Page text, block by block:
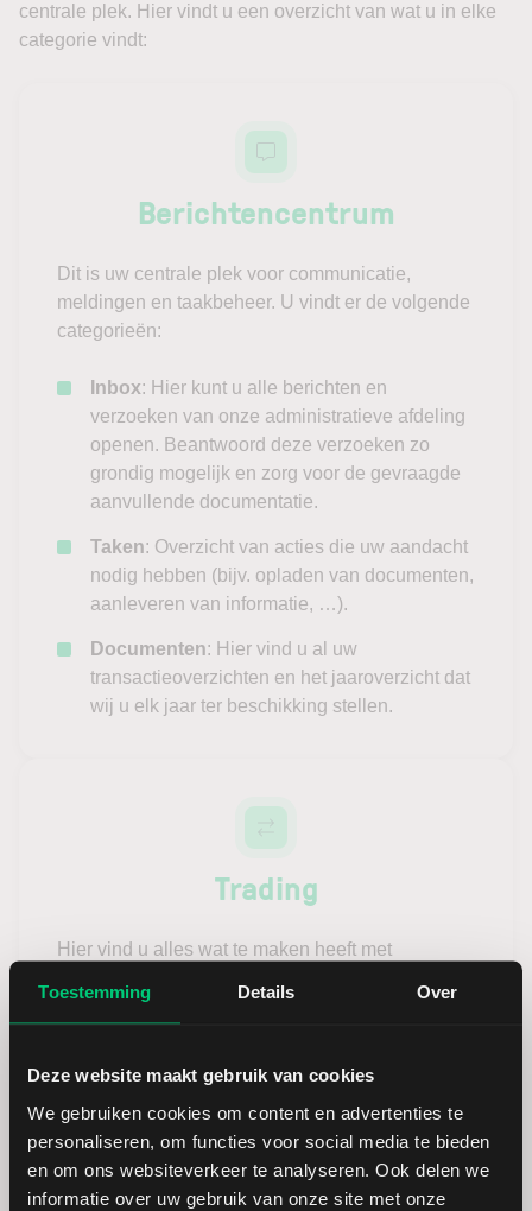
Toestemming Details Over
Deze website maakt gebruik van cookies
We gebruiken cookies om content en advertenties te
personaliseren, om functies voor social media te bieden
en om ons websiteverkeer te analyseren. Ook delen we
informatie over uw gebruik van onze site met onze
centrale plek. Hier vindt u een overzicht van wat u in elke
categorie vindt:
Berichtencentrum
Dit is uw centrale plek voor communicatie,
meldingen en taakbeheer. U vindt er de volgende
categorieën:
Inbox: Hier kunt u alle berichten en
verzoeken van onze administratieve afdeling
openen. Beantwoord deze verzoeken zo
grondig mogelijk en zorg voor de gevraagde
aanvullende documentatie.
Taken: Overzicht van acties die uw aandacht
nodig hebben (bijv. opladen van documenten,
aanleveren van informatie, …).
Documenten: Hier vind u al uw
transactieoverzichten en het jaaroverzicht dat
wij u elk jaar ter beschikking stellen.
Trading
Hier vind u alles wat te maken heeft met
rekeningtype, MiFID categorie, basisvaluta en
meer.
LYNX+ instellingen: Voorkeuren en
instellingen met betrekking tot de LYNX+